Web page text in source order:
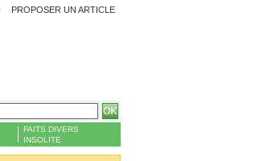
PROPOSER UN ARTICLE
FAITS DIVERS
INSOLITE